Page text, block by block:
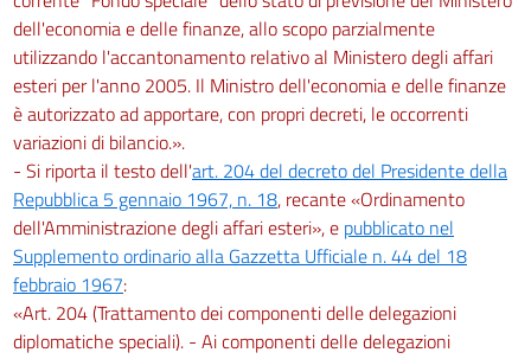
dell'economia e delle finanze, allo scopo parzialmente
utilizzando l'accantonamento relativo al Ministero degli affari
esteri per l'anno 2005. Il Ministro dell'economia e delle finanze
è autorizzato ad apportare, con propri decreti, le occorrenti
variazioni di bilancio.».
- Si riporta il testo dell'art. 204 del decreto del Presidente della
Repubblica 5 gennaio 1967, n. 18, recante «Ordinamento
dell'Amministrazione degli affari esteri», e pubblicato nel
Supplemento ordinario alla Gazzetta Ufficiale n. 44 del 18
febbraio 1967:
«Art. 204 (Trattamento dei componenti delle delegazioni
diplomatiche speciali). - Ai componenti delle delegazioni